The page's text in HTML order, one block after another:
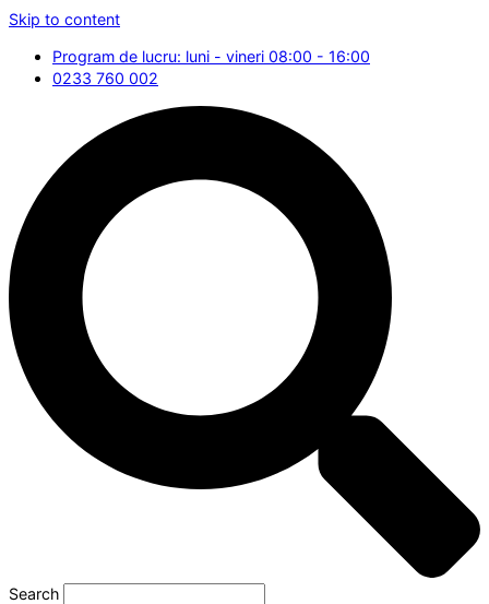
Skip to content
Program de lucru: luni - vineri 08:00 - 16:00
0233 760 002
Search